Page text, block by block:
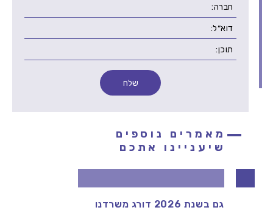
מאמרים נוספים
שיעניינו אתכם
גם בשנת 2026 דורג משרדנו